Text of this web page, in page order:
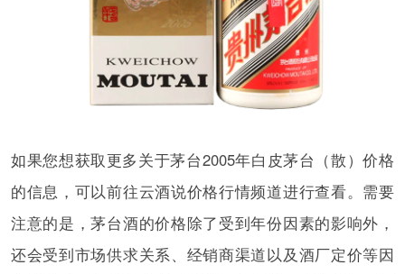
如果您想获取更多关于茅台2005年白皮茅台（散）价格
的信息，可以前往云酒说价格行情频道进行查看。需要
注意的是，茅台酒的价格除了受到年份因素的影响外，
还会受到市场供求关系、经销商渠道以及酒厂定价等因